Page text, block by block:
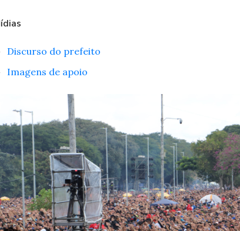
Discurso do prefeito
Imagens de apoio